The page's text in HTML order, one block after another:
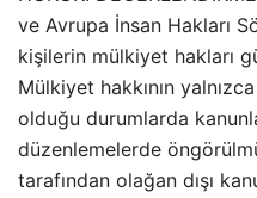
ve Avrupa İnsan Hakları
kişilerin mülkiyet hakları
Mülkiyet hakkının
olduğu durumlarda
düzenlemelerde
tarafından olağan dışı